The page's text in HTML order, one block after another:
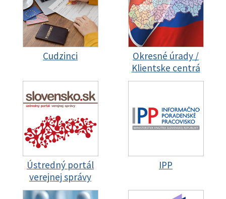
Cudzinci
Okresné úrady /
Klientske centrá
Ústredný portál
verejnej správy
IPP